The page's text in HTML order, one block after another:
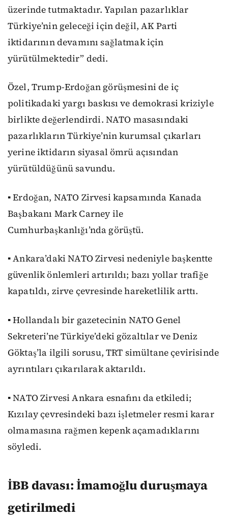
üzerinde tutmaktadır. Yapılan pazarlıklar
Türkiye’nin geleceği için değil, AK Parti
iktidarının devamını sağlatmak için
yürütülmektedir” dedi.
Özel, Trump-Erdoğan görüşmesini de iç
politikadaki yargı baskısı ve demokrasi kriziyle
birlikte değerlendirdi. NATO masasındaki
pazarlıkların Türkiye’nin kurumsal çıkarları
yerine iktidarın siyasal ömrü açısından
yürütüldüğünü savundu.
▪️ Erdoğan, NATO Zirvesi kapsamında Kanada
Başbakanı Mark Carney ile
Cumhurbaşkanlığı’nda görüştü.
▪️ Ankara’daki NATO Zirvesi nedeniyle başkentte
güvenlik önlemleri artırıldı; bazı yollar trafiğe
kapatıldı, zirve çevresinde hareketlilik arttı.
▪️ Hollandalı bir gazetecinin NATO Genel
Sekreteri’ne Türkiye’deki gözaltılar ve Deniz
Göktaş’la ilgili sorusu, TRT simültane çevirisinde
ayrıntıları çıkarılarak aktarıldı.
▪️ NATO Zirvesi Ankara esnafını da etkiledi;
Kızılay çevresindeki bazı işletmeler resmi karar
olmamasına rağmen kepenk açamadıklarını
söyledi.
İBB davası: İmamoğlu duruşmaya
getirilmedi